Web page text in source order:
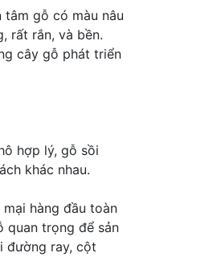
gỗ có màu nâu
rất rắn, và bền.
cây gỗ phát triển
hợp lý, gỗ sồi
khác nhau.
hàng đầu toàn
quan trọng để sản
đường ray, cột